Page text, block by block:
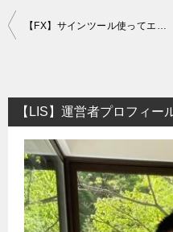
投
ビ
ゲ
【FX】サインツール使ってエントリーしてみたら【日利10％】出た件
【LIS】運営者プロフィー